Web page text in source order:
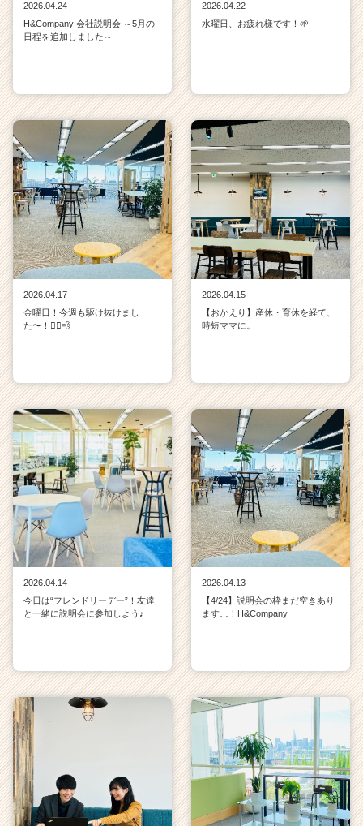
2026.04.24
H&Company 会社説明会 ～5月の
日程を追加しました～
2026.04.22
水曜日、お疲れ様です！🌱
2026.04.17
金曜日！今週も駆け抜けまし
た〜！🏃‍♀️💨
2026.04.15
【おかえり】産休・育休を経て、
時短ママに。
2026.04.14
今日は“フレンドリーデー”！友達
と一緒に説明会に参加しよう♪
2026.04.13
【4/24】説明会の枠まだ空きあり
ます…！H&Company